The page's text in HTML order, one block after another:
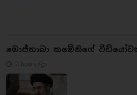
මොජ්තාබා කමේනිගේ
4 hours ago